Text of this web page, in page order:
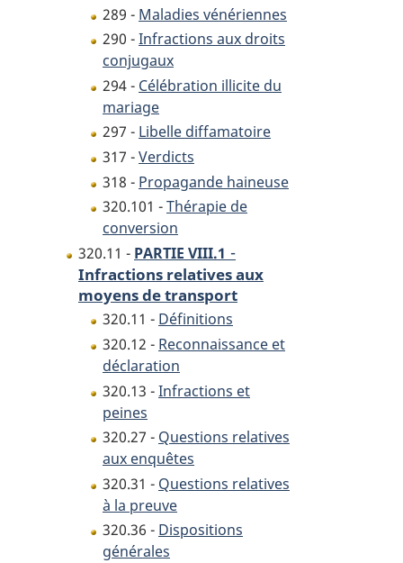
289 - Maladies vénériennes
290 -Infractions aux droits
conjugaux
294 - Célébration illicite du
mariage
297 - Libelle diffamatoire
317 -Verdicts
318 - Propagande haineuse
320.101 -Thérapie de
conversion
320.11 - PARTIE VIII.1 -
Infractions relatives aux
moyens de transport
320.11 - Définitions
320.12 - Reconnaissance et
déclaration
320.13 -Infractions et
peines
320.27 - Questions relatives
aux enquêtes
320.31 - Questions relatives
à la preuve
320.36 - Dispositions
générales